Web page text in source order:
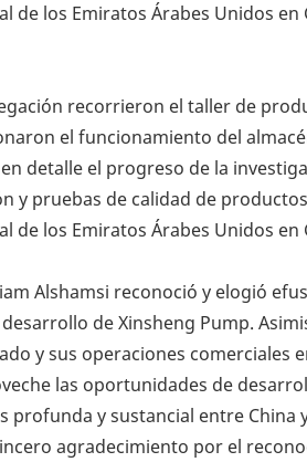
recorrieron el taller de
el funcionamiento del
detalle el progreso de la
y pruebas de calidad de
Alshamsi reconoció y elogió
de Xinsheng Pump.
y sus operaciones comerciales
las oportunidades de
profunda y sustancial entre China
agradecimiento por el